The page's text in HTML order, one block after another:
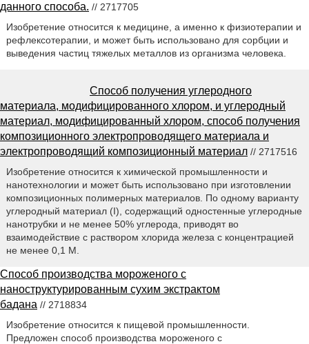
данного способа. // 2717705
Изобретение относится к медицине, а именно к физиотерапии и
рефлексотерапии, и может быть использовано для сорбции и
выведения частиц тяжелых металлов из организма человека.
Способ получения углеродного
материала, модифицированного хлором, и углеродный
материал, модифицированный хлором, способ получения
композиционного электропроводящего материала и
электропроводящий композиционный материал // 2717516
Изобретение относится к химической промышленности и
нанотехнологии и может быть использовано при изготовлении
композиционных полимерных материалов. По одному варианту
углеродный материал (I), содержащий одностенные углеродные
нанотрубки и не менее 50% углерода, приводят во
взаимодействие с раствором хлорида железа с концентрацией
не менее 0,1 М.
Способ производства мороженого с
наноструктурированным сухим экстрактом
бадана // 2718834
Изобретение относится к пищевой промышленности.
Предложен способ производства мороженого с